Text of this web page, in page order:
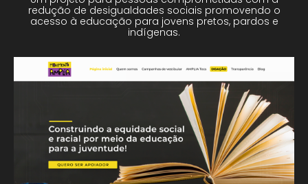
redução de desigualdades sociais promovendo o
acesso à educação para jovens pretos, pardos e
indígenas.